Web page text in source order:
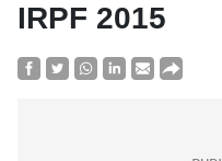
IRPF 2015